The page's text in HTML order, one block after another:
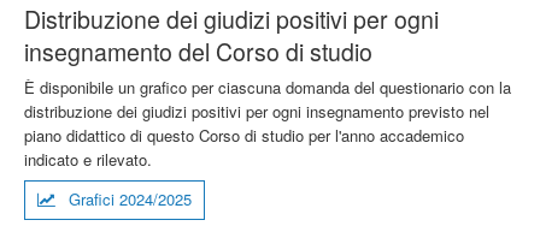
Distribuzione dei giudizi positivi per ogni
insegnamento del Corso di studio
È disponibile un grafico per ciascuna domanda del questionario con la
distribuzione dei giudizi positivi per ogni insegnamento previsto nel
piano didattico di questo Corso di studio per l'anno accademico
indicato e rilevato.
Grafici 2024/2025